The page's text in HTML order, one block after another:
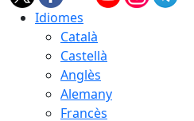
Idiomes
Català
Castellà
Anglès
Alemany
Francès